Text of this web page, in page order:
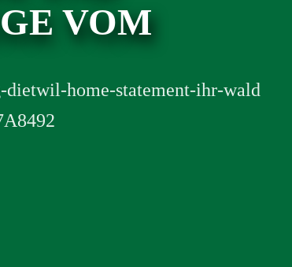
VOM